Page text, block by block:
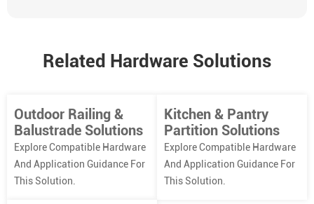
Related Hardware Solutions
Outdoor Railing &
Balustrade Solutions
Explore Compatible Hardware
And Application Guidance For
This Solution.
Kitchen & Pantry
Partition Solutions
Explore Compatible Hardware
And Application Guidance For
This Solution.